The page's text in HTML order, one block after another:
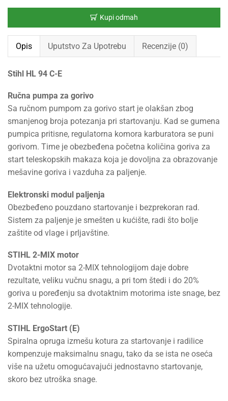
Kupi odmah
Opis Uputstvo Za Upotrebu Recenzije (0)
Stihl HL 94 C-E
Ručna pumpa za gorivo
Sa ručnom pumpom za gorivo start je olakšan zbog
smanjenog broja potezanja pri startovanju. Kad se gumena
pumpica pritisne, regulatorna komora karburatora se puni
gorivom. Time je obezbeđena početna količina goriva za
start teleskopskih makaza koja je dovoljna za obrazovanje
mešavine goriva i vazduha za paljenje.
Elektronski modul paljenja
Obezbeđeno pouzdano startovanje i bezprekoran rad.
Sistem za paljenje je smešten u kućište, radi što bolje
zaštite od vlage i prljavštine.
STIHL 2-MIX motor
Dvotaktni motor sa 2-MIX tehnologijom daje dobre
rezultate, veliku vučnu snagu, a pri tom štedi i do 20%
goriva u poređenju sa dvotaktnim motorima iste snage, bez
2-MIX tehnologije.
STIHL ErgoStart (E)
Spiralna opruga izmešu kotura za startovanje i radilice
kompenzuje maksimalnu snagu, tako da se ista ne oseća
više na užetu omogućavajući jednostavno startovanje,
skoro bez utroška snage.